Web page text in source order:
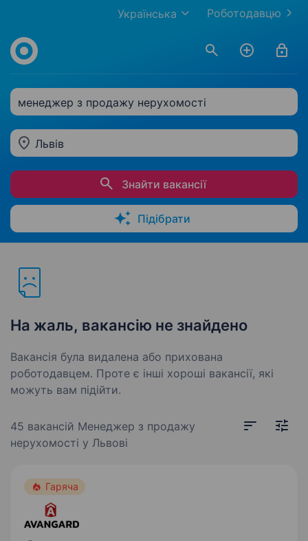
Роботодавцю
Українська
менеджер з продажу нерухомості
Львів
Знайти вакансії
Підібрати
На жаль, вакансію не знайдено
Вакансія була видалена або прихована
роботодавцем. Проте є інші хороші вакансії, які
можуть вам підійти.
45 вакансій Менеджер з продажу
нерухомості у Львові
Гаряча